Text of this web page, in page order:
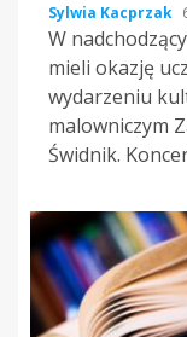
Sylwia Kacprzak
W
mieli okazję
wydarzeniu
malowniczym
Świdnik.